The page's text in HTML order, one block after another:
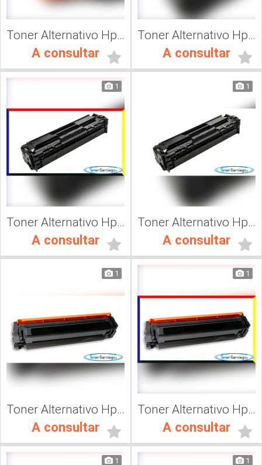
Toner Alternativo Hp 508A, Impresora Láser
A consultar
Toner Alternativo Hp CF411A, Impresora Láser
A consultar
1
Toner Alternativo Hp CF413A, Impresora Láser
A consultar
1
Toner Alternativo Hp 410, Impresora Láser
A consultar
1
Toner Alternativo Hp CF500A, Impresora Láser
A consultar
1
Toner Alternativo Hp CF501A, Impresora Láser
A consultar
1 1